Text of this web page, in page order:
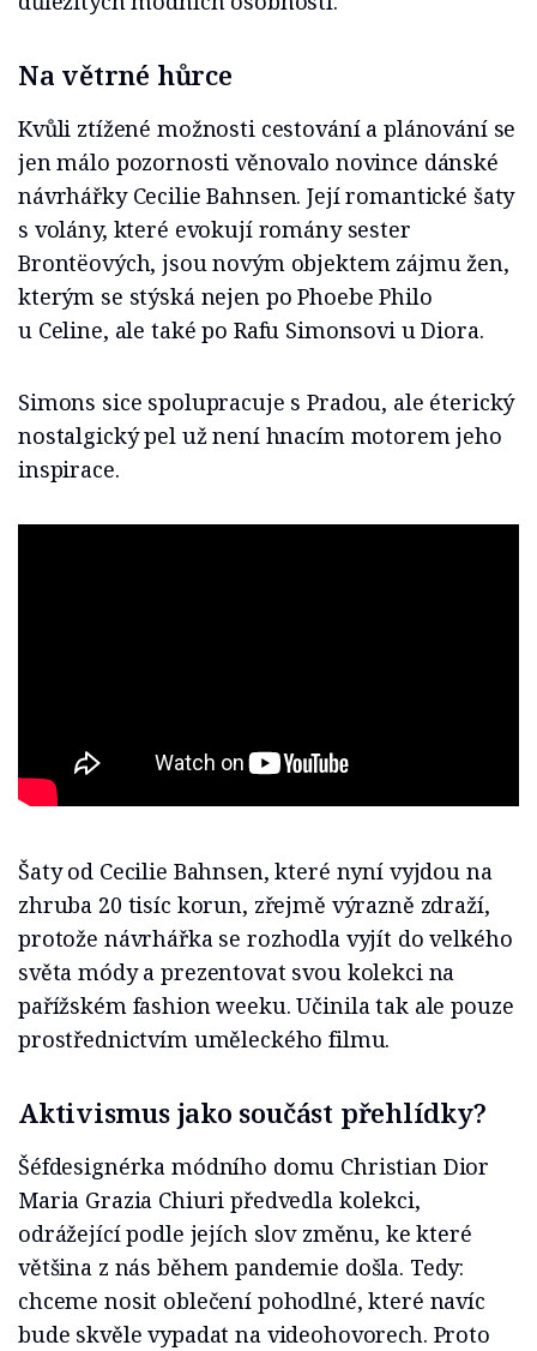
Na větrné hůrce
Kvůli ztížené možnosti cestování a plánování se
jen málo pozornosti věnovalo novince dánské
návrhářky Cecilie Bahnsen. Její romantické šaty
s volány, které evokují romány sester
Brontëových, jsou novým objektem zájmu žen,
kterým se stýská nejen po Phoebe Philo
u Celine, ale také po Rafu Simonsovi u Diora.
Simons sice spolupracuje s Pradou, ale éterický
nostalgický pel už není hnacím motorem jeho
inspirace.
Šaty od Cecilie Bahnsen, které nyní vyjdou na
zhruba 20 tisíc korun, zřejmě výrazně zdraží,
protože návrhářka se rozhodla vyjít do velkého
světa módy a prezentovat svou kolekci na
pařížském fashion weeku. Učinila tak ale pouze
prostřednictvím uměleckého filmu.
Aktivismus jako součást přehlídky?
Šéfdesignérka módního domu Christian Dior
Maria Grazia Chiuri předvedla kolekci,
odrážející podle jejích slov změnu, ke které
většina z nás během pandemie došla. Tedy:
chceme nosit oblečení pohodlné, které navíc
bude skvěle vypadat na videohovorech. Proto